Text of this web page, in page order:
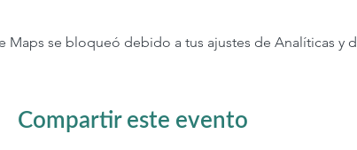
Maps se bloqueó debido a tus ajustes de Analíticas y
Compartir este evento